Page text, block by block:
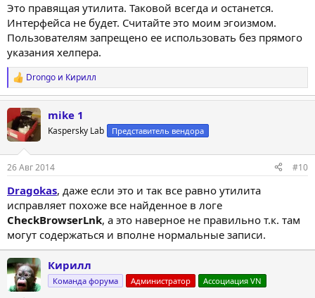
Это правящая утилита. Таковой всегда и останется.
Интерфейса не будет. Считайте это моим эгоизмом.
Пользователям запрещено ее использовать без прямого
указания хелпера.
Р
е
к
ц
и
Drongo и Кирилл
mike 1
Kaspersky Lab Представитель вендора
26 Авг 2014 #10
Dragokas, даже если это и так все равно утилита
исправляет похоже все найденное в логе
CheckBrowserLnk, а это наверное не правильно т.к. там
могут содержаться и вполне нормальные записи.
Кирилл
Команда форума Администратор Ассоциация VN